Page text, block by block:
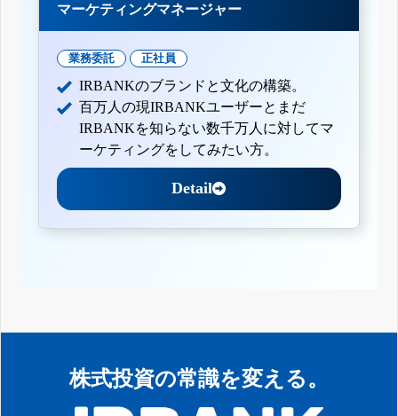
マーケティングマネージャー
業務委託 正社員
IRBANKのブランドと文化の構築。
百万人の現IRBANKユーザーとまだ
IRBANKを知らない数千万人に対してマ
ーケティングをしてみたい方。
Detail
株式投資の常識を変える。